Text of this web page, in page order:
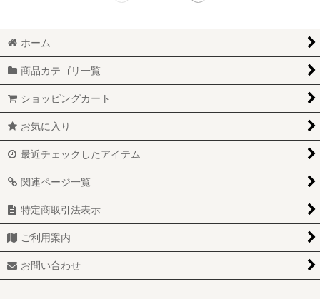
ホーム
商品カテゴリ一覧
ショッピングカート
お気に入り
最近チェックしたアイテム
関連ページ一覧
特定商取引法表示
ご利用案内
お問い合わせ